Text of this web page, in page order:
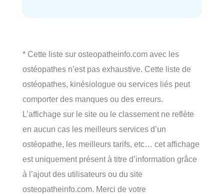
* Cette liste sur osteopatheinfo.com avec les
ostéopathes n’est pas exhaustive. Cette liste de
ostéopathes, kinésiologue ou services liés peut
comporter des manques ou des erreurs.
L’affichage sur le site ou le classement ne reflète
en aucun cas les meilleurs services d’un
ostéopathe, les meilleurs tarifs, etc… cet affichage
est uniquement présent à titre d’information grâce
à l’ajout des utilisateurs ou du site
osteopatheinfo.com. Merci de votre